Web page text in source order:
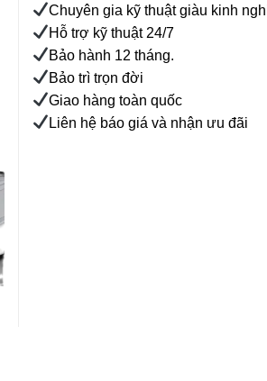
Chuyên gia kỹ thuật giàu kinh
Hỗ trợ kỹ thuật 24/7
Bảo hành 12 tháng.
Bảo trì trọn đời
Giao hàng toàn quốc
Liên hệ báo giá và nhận ưu đãi